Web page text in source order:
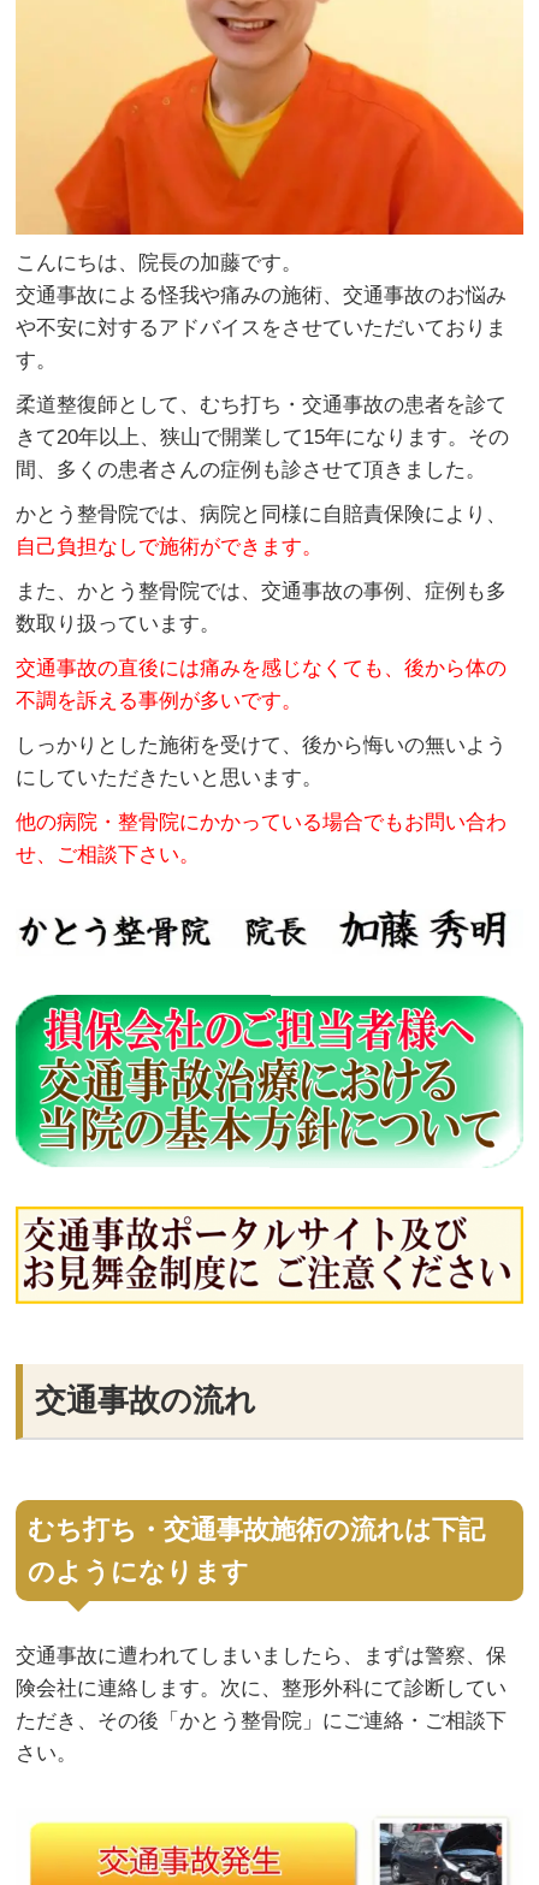
こんにちは、院長の加藤です。
交通事故による怪我や痛みの施術、交通事故のお悩み
や不安に対するアドバイスをさせていただいておりま
す。
柔道整復師として、むち打ち・交通事故の患者を診て
きて20年以上、狭山で開業して15年になります。その
間、多くの患者さんの症例も診させて頂きました。
かとう整骨院では、病院と同様に自賠責保険により、
自己負担なしで施術ができます。
また、かとう整骨院では、交通事故の事例、症例も多
数取り扱っています。
交通事故の直後には痛みを感じなくても、後から体の
不調を訴える事例が多いです。
しっかりとした施術を受けて、後から悔いの無いよう
にしていただきたいと思います。
他の病院・整骨院にかかっている場合でもお問い合わ
せ、ご相談下さい。
交通事故の流れ
むち打ち・交通事故施術の流れは下記
のようになります
交通事故に遭われてしまいましたら、まずは警察、保
険会社に連絡します。次に、整形外科にて診断してい
ただき、その後「かとう整骨院」にご連絡・ご相談下
さい。